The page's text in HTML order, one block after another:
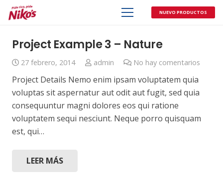
NUEVO PRODUCTOS
Project Example 3 – Nature
27 febrero, 2014 admin No hay comentarios
Project Details Nemo enim ipsam voluptatem quia
voluptas sit aspernatur aut odit aut fugit, sed quia
consequuntur magni dolores eos qui ratione
voluptatem sequi nesciunt. Neque porro quisquam
est, qui…
LEER MÁS